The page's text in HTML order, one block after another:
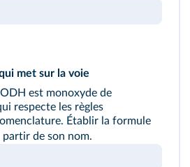
met sur la voie
est monoxyde de
respecte les règles
Établir la formule
de son nom.